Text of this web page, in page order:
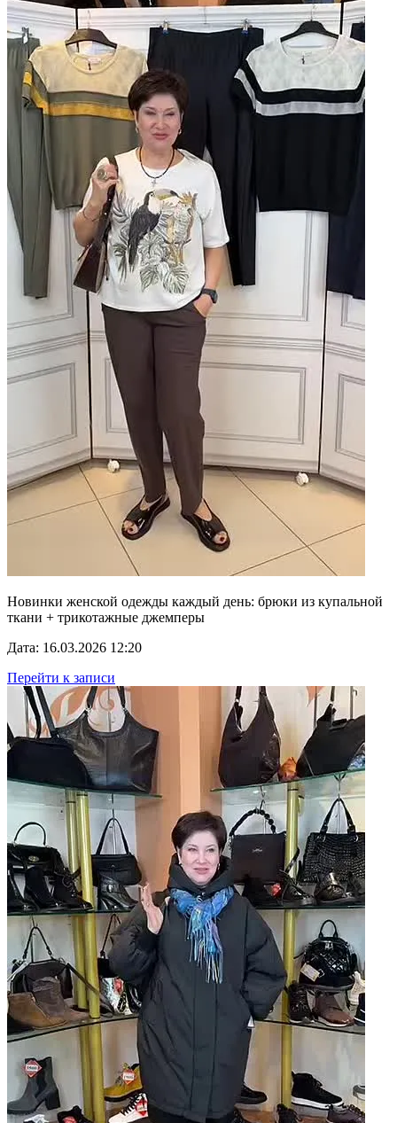
Новинки женской одежды каждый день: брюки из купальной
ткани + трикотажные джемперы
Дата: 16.03.2026 12:20
Перейти к записи